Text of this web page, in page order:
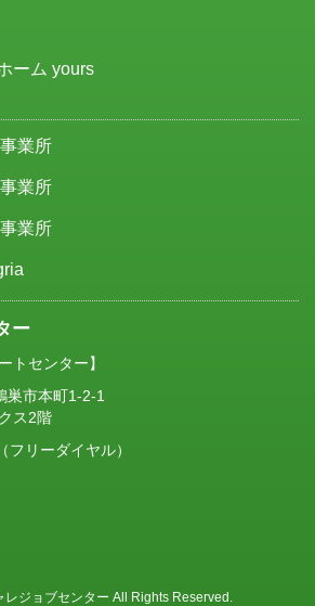
ーム yours
業所
業所
業所
ー
トセンター】
巣市本町1-2-1
ス2階
（フリーダイヤル）
ジョブセンター All Rights Reserved.